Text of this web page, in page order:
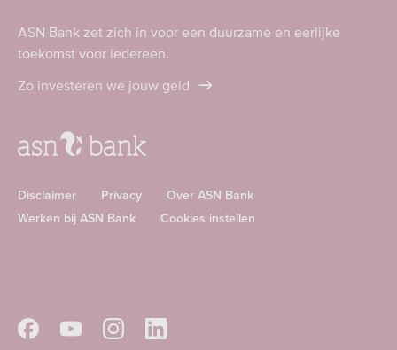
ASN Bank zet zich in voor een duurzame en eerlijke
toekomst voor iedereen.
Zo investeren we jouw geld
Disclaimer Privacy
Over ASN Bank
Werken bij ASN Bank
Cookies instellen
in
in
Volg
Volg
Volg